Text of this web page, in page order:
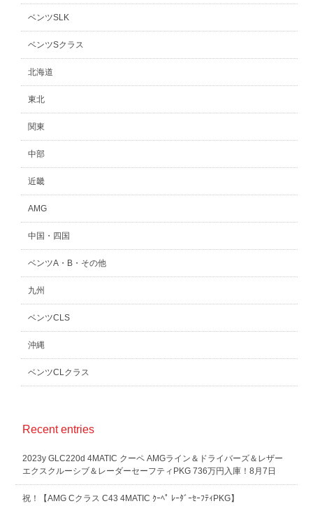
ベンツSLK
ベンツSクラス
北海道
東北
関東
中部
近畿
AMG
中国・四国
ベンツA・B・その他
九州
ベンツCLS
沖縄
ベンツCLクラス
Recent entries
2023y GLC220d 4MATIC クーペ AMGライン＆ドライバーズ＆レザー
エクスクルーシブ＆レーダーセーフティPKG 736万円入庫！8月7日
祝！【AMG Cクラス C43 4MATIC ｸｰﾍﾟ ﾚｰﾀﾞｰｾｰﾌﾃｨPKG】